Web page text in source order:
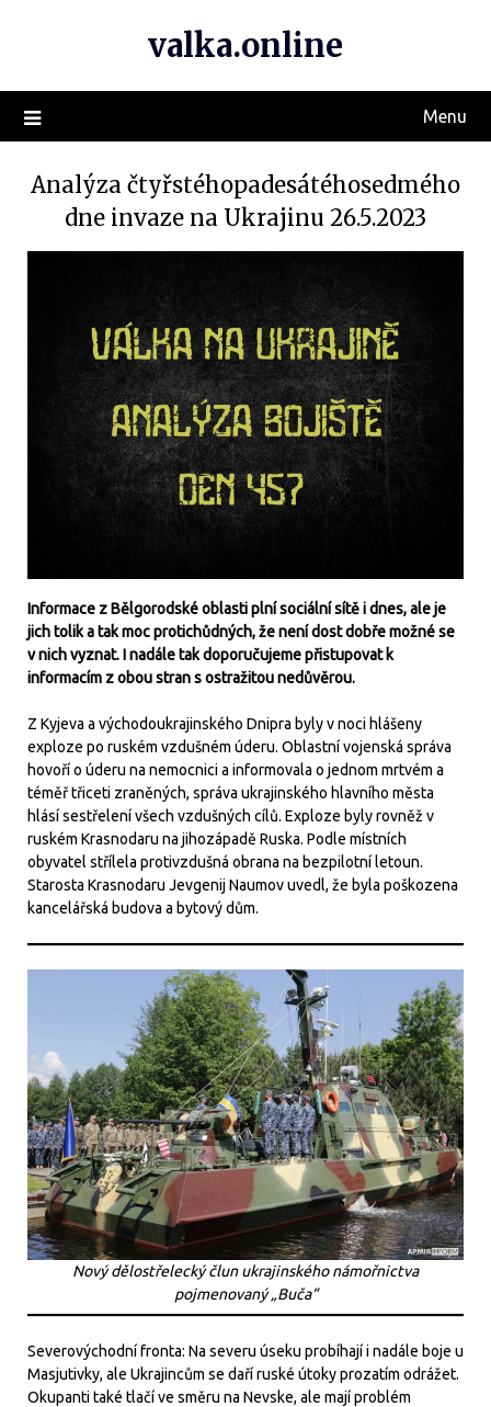
valka.online
Menu
Analýza čtyřstéhopadesátéhosedmého
dne invaze na Ukrajinu 26.5.2023
Informace z Bělgorodské oblasti plní sociální sítě i dnes, ale je
jich tolik a tak moc protichůdných, že není dost dobře možné se
v nich vyznat. I nadále tak doporučujeme přistupovat k
informacím z obou stran s ostražitou nedůvěrou.
Z Kyjeva a východoukrajinského Dnipra byly v noci hlášeny
exploze po ruském vzdušném úderu. Oblastní vojenská správa
hovoří o úderu na nemocnici a informovala o jednom mrtvém a
téměř třiceti zraněných, správa ukrajinského hlavního města
hlásí sestřelení všech vzdušných cílů. Exploze byly rovněž v
ruském Krasnodaru na jihozápadě Ruska. Podle místních
obyvatel střílela protivzdušná obrana na bezpilotní letoun.
Starosta Krasnodaru Jevgenij Naumov uvedl, že byla poškozena
kancelářská budova a bytový dům.
Nový dělostřelecký člun ukrajinského námořnictva
pojmenovaný „Buča“
Severovýchodní fronta: Na severu úseku probíhají i nadále boje u
Masjutivky, ale Ukrajincům se daří ruské útoky prozatím odrážet.
Okupanti také tlačí ve směru na Nevske, ale mají problém